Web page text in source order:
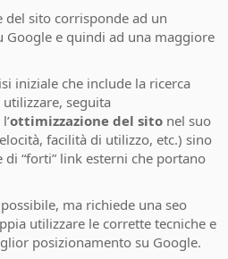
del sito corrisponde ad un
Google e quindi ad una maggiore
iniziale che include la ricerca
seguita
ottimizzazione del sito nel suo
facilità di utilizzo, etc.) sino
“forti” link esterni che portano
ma richiede una seo
utilizzare le corrette tecniche e
posizionamento su Google.